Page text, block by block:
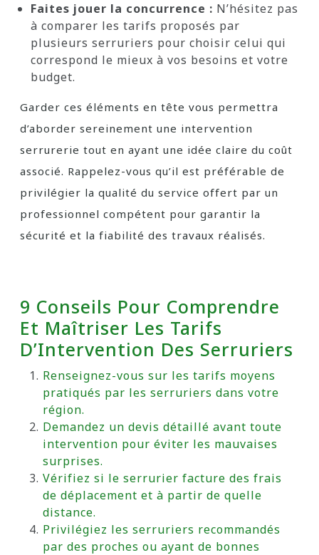
Faites jouer la concurrence : N’hésitez pas
à comparer les tarifs proposés par
plusieurs serruriers pour choisir celui qui
correspond le mieux à vos besoins et votre
budget.
Garder ces éléments en tête vous permettra
d’aborder sereinement une intervention
serrurerie tout en ayant une idée claire du coût
associé. Rappelez-vous qu’il est préférable de
privilégier la qualité du service offert par un
professionnel compétent pour garantir la
sécurité et la fiabilité des travaux réalisés.
9 Conseils Pour Comprendre
Et Maîtriser Les Tarifs
D’Intervention Des Serruriers
Renseignez-vous sur les tarifs moyens
pratiqués par les serruriers dans votre
région.
Demandez un devis détaillé avant toute
intervention pour éviter les mauvaises
surprises.
Vérifiez si le serrurier facture des frais
de déplacement et à partir de quelle
distance.
Privilégiez les serruriers recommandés
par des proches ou ayant de bonnes